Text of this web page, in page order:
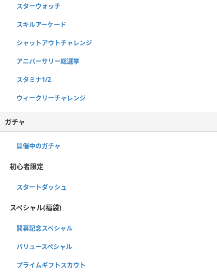
スターウォッチ
スキルアーケード
シャットアウトチャレンジ
アニバーサリー総選挙
スタミナ1/2
ウィークリーチャレンジ
ガチャ
開催中のガチャ
初心者限定
スタートダッシュ
スペシャル(福袋)
開幕記念スペシャル
バリュースペシャル
プライムギフトスカウト